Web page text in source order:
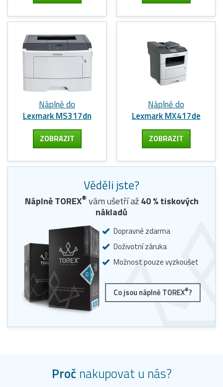
Náplně do
Lexmark MS317dn
ZOBRAZIT
Náplně do
Lexmark MX417de
ZOBRAZIT
Věděli jste?
Náplně TOREX® vám ušetří až40% tiskových
nákladů
Dopravné zdarma
Doživotní záruka
Možnost pouze vyzkoušet
Co jsou náplně TOREX®?
Proč nakupovat u nás?